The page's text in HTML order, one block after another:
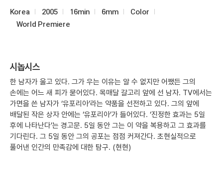
Korea 2005 16min 6mm
Color
World Premiere
시놉시스
한 남자가 울고 있다. 그가 우는 이유는 알 수 없지만 어쨌든 그의
손에는 어느 새 피가 묻어있다. 목매달 갈고리 앞에 선 남자. TV에서는
가면을 쓴 남자가 ‘유포리아’라는 약품을 선전하고 있다. 그의 앞에
배달된 작은 상자 안에는 ‘유포리아’가 들어있다. ‘진정한 효과는 5일
후에 나타난다’는 경고문. 5일 동안 그는 이 약을 복용하고 그 효과를
기다린다. 그 5일 동안 그의 공포는 점점 커져간다. 초현실적으로
풀어낸 인간의 만족감에 대한 탐구. (현현)